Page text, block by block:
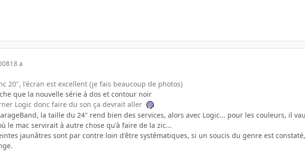
18 a
20", l'écran est excellent (je fais beaucoup de photos)
que la nouvelle série à dos et contour noir
Logic donc faire du son ça devrait aller
la taille du 24" rend bien des services, alors avec Logic... pour les couleurs, il
le mac servirait à autre chose qu'à faire de la zic...
jaunâtres sont par contre loin d'être systématiques, si un soucis du genre est